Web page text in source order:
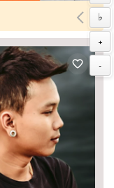
♭
+
-